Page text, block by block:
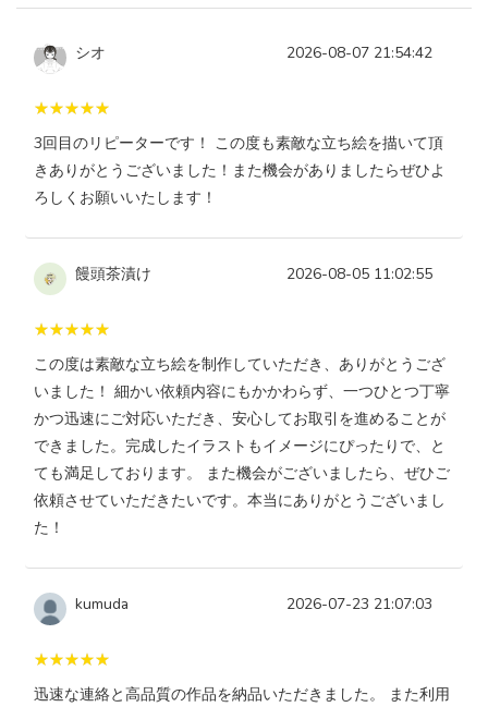
シオ 2026-08-07 21:54:42
3回目のリピーターです！ この度も素敵な立ち絵を描いて頂
きありがとうございました！また機会がありましたらぜひよ
ろしくお願いいたします！
饅頭茶漬け 2026-08-05 11:02:55
この度は素敵な立ち絵を制作していただき、ありがとうござ
いました！ 細かい依頼内容にもかかわらず、一つひとつ丁寧
かつ迅速にご対応いただき、安心してお取引を進めることが
できました。完成したイラストもイメージにぴったりで、と
ても満足しております。 また機会がございましたら、ぜひご
依頼させていただきたいです。本当にありがとうございまし
た！
kumuda 2026-07-23 21:07:03
迅速な連絡と高品質の作品を納品いただきました。 また利用